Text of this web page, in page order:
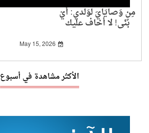
مِن وَصايَايَ لوَلدي: أيْ
بُنَي! لا أخاف عليك
الباطل المحض!
May 15, 2026
الأكثر مشاهدة في أسبوع